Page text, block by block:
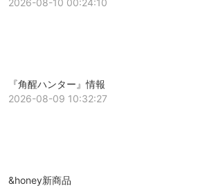
『角醒ハンター』情報
2026-08-09 10:32:27
&honey新商品